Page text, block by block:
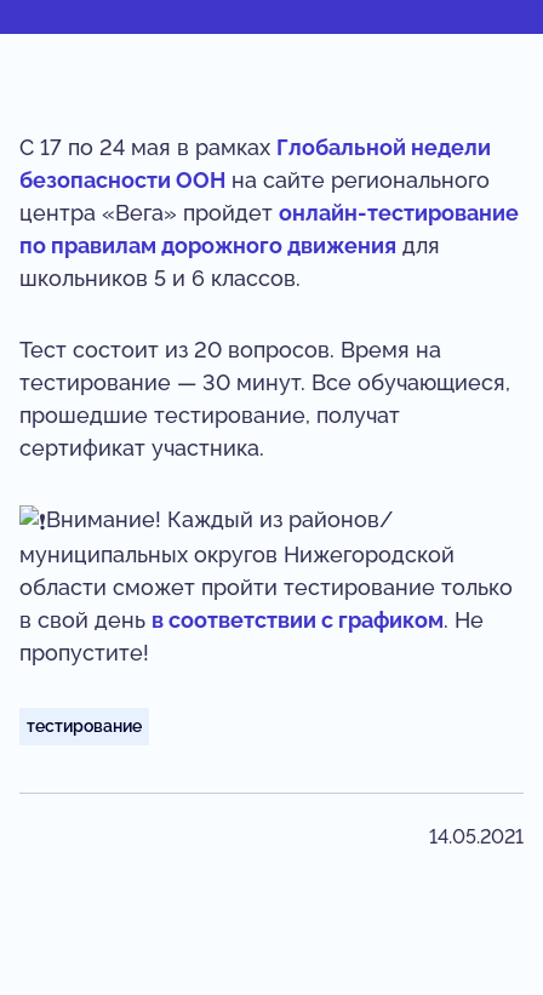
С 17 по 24 мая в рамках Глобальной недели
безопасности ООН на сайте регионального
центра «Вега» пройдет онлайн-тестирование
по правилам дорожного движения для
школьников 5 и 6 классов.
Тест состоит из 20 вопросов. Время на
тестирование — 30 минут. Все обучающиеся,
прошедшие тестирование, получат
сертификат участника.
Внимание! Каждый из районов/
муниципальных округов Нижегородской
области сможет пройти тестирование только
в свой день в соответствии с графиком. Не
пропустите!
тестирование
14.05.2021